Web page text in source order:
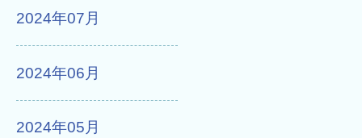
2024年07月
2024年06月
2024年05月